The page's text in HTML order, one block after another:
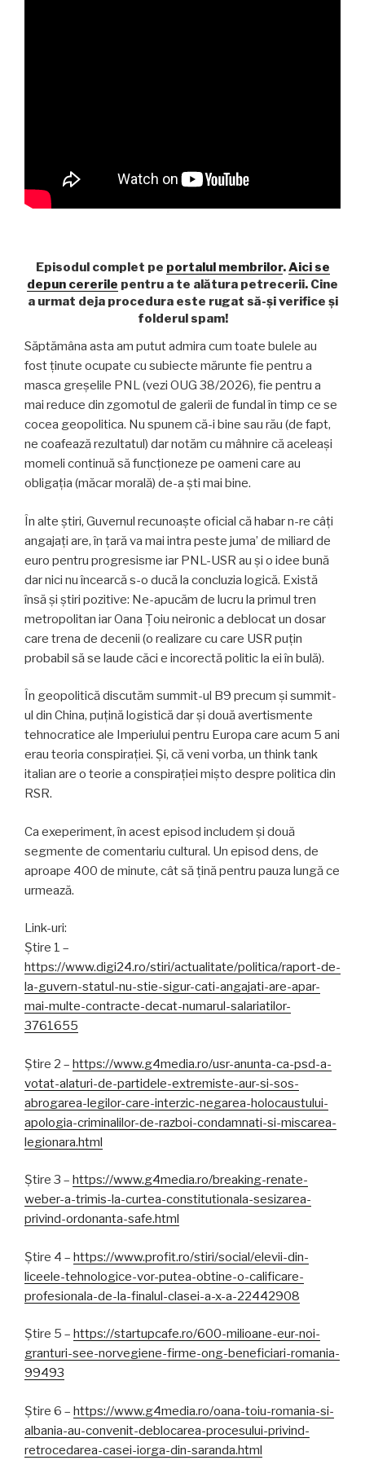
Episodul complet pe portalul membrilor.Aici se
depun cererile pentru a te alătura petrecerii. Cine
a urmat deja procedura este rugat să-și verifice și
folderul spam!
Săptămâna asta am putut admira cum toate bulele au
fost ținute ocupate cu subiecte mărunte fie pentru a
masca greșelile PNL (vezi OUG 38/2026), fie pentru a
mai reduce din zgomotul de galerii de fundal în timp ce se
cocea geopolitica. Nu spunem că-i bine sau rău (de fapt,
ne coafează rezultatul) dar notăm cu mâhnire că aceleași
momeli continuă să funcționeze pe oameni care au
obligația (măcar morală) de-a ști mai bine.
În alte știri, Guvernul recunoaște oficial că habar n-re câți
angajați are, în țară va mai intra peste juma’ de miliard de
euro pentru progresisme iar PNL-USR au și o idee bună
dar nici nu încearcă s-o ducă la concluzia logică. Există
însă și știri pozitive: Ne-apucăm de lucru la primul tren
metropolitan iar Oana Țoiu neironic a deblocat un dosar
care trena de decenii (o realizare cu care USR puțin
probabil să se laude căci e incorectă politic la ei în bulă).
În geopolitică discutăm summit-ul B9 precum și summit-
ul din China, puțină logistică dar și două avertismente
tehnocratice ale Imperiului pentru Europa care acum 5 ani
erau teoria conspirației. Și, că veni vorba, un think tank
italian are o teorie a conspirației mișto despre politica din
RSR.
Ca exeperiment, în acest episod includem și două
segmente de comentariu cultural. Un episod dens, de
aproape 400 de minute, cât să țină pentru pauza lungă ce
urmează.
Link-uri:
Știre 1 –
https://www.digi24.ro/stiri/actualitate/politica/raport-de-
la-guvern-statul-nu-stie-sigur-cati-angajati-are-apar-
mai-multe-contracte-decat-numarul-salariatilor-
3761655
Știre 2 – https://www.g4media.ro/usr-anunta-ca-psd-a-
votat-alaturi-de-partidele-extremiste-aur-si-sos-
abrogarea-legilor-care-interzic-negarea-holocaustului-
apologia-criminalilor-de-razboi-condamnati-si-miscarea-
legionara.html
Știre 3 – https://www.g4media.ro/breaking-renate-
weber-a-trimis-la-curtea-constitutionala-sesizarea-
privind-ordonanta-safe.html
Știre 4 – https://www.profit.ro/stiri/social/elevii-din-
liceele-tehnologice-vor-putea-obtine-o-calificare-
profesionala-de-la-finalul-clasei-a-x-a-22442908
Știre 5 – https://startupcafe.ro/600-milioane-eur-noi-
granturi-see-norvegiene-firme-ong-beneficiari-romania-
99493
Știre 6 – https://www.g4media.ro/oana-toiu-romania-si-
albania-au-convenit-deblocarea-procesului-privind-
retrocedarea-casei-iorga-din-saranda.html